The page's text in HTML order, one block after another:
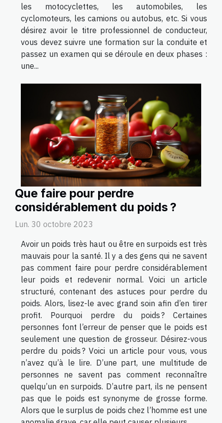
les motocyclettes, les automobiles, les
cyclomoteurs, les camions ou autobus, etc. Si vous
désirez avoir le titre professionnel de conducteur,
vous devez suivre une formation sur la conduite et
passez un examen qui se déroule en deux phases :
une...
Que faire pour perdre
considérablement du poids ?
Lun. 30 octobre 2023
Avoir un poids très haut ou être en surpoids est très
mauvais pour la santé. Il y a des gens qui ne savent
pas comment faire pour perdre considérablement
leur poids et redevenir normal. Voici un article
structuré, contenant des astuces pour perdre du
poids. Alors, lisez-le avec grand soin afin d’en tirer
profit. Pourquoi perdre du poids ? Certaines
personnes font l’erreur de penser que le poids est
seulement une question de grosseur. Désirez-vous
perdre du poids ? Voici un article pour vous, vous
n’avez qu’à le lire. D’une part, une multitude de
personnes ne savent pas comment reconnaître
quelqu’un en surpoids. D’autre part, ils ne pensent
pas que le poids est synonyme de grosse forme.
Alors que le surplus de poids chez l’homme est une